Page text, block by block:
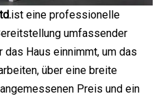
ist eine professionelle
umfassender
das Haus einnimmt, um das
über eine breite
Preis und ein